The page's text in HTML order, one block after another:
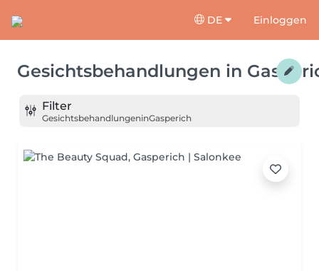
DE Einloggen
Gesichtsbehandlungen in
Filter
GesichtsbehandlungeninGasperich